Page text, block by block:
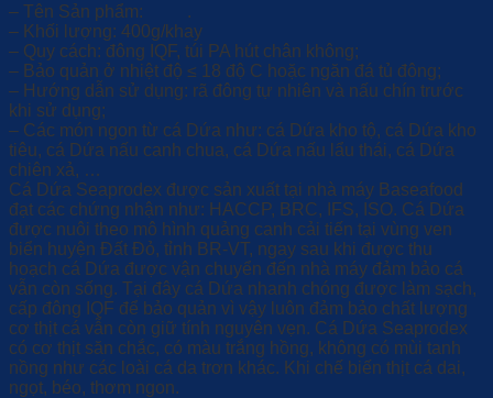
– Tên Sản phẩm:
.
– Khối lượng: 400g/khay
– Quy cách: đông IQF, túi PA hút chân không;
– Bảo quản ở nhiệt độ ≤ 18 độ C hoặc ngăn đá tủ đông;
– Hướng dẫn sử dụng: rã đông tự nhiên và nấu chín trước
khi sử dụng;
– Các món ngon từ cá Dứa như: cá Dứa kho tộ, cá Dứa kho
tiêu, cá Dứa nấu canh chua, cá Dứa nấu lẩu thái, cá Dứa
chiên xả, …
Cá Dứa Seaprodex được sản xuất tại nhà máy Baseafood
đạt các chứng nhận như: HACCP, BRC, IFS, ISO. Cá Dứa
được nuôi theo mô hình quảng canh cải tiến tại vùng ven
biển huyện Đất Đỏ, tỉnh BR-VT, ngay sau khi được thu
hoạch cá Dứa được vận chuyển đến nhà máy đảm bảo cá
vẫn còn sống. Tại đây cá Dứa nhanh chóng được làm sạch,
cấp đông IQF để bảo quản vì vậy luôn đảm bảo chất lượng
cơ thịt cá vẫn còn giữ tính nguyên vẹn. Cá Dứa Seaprodex
có cơ thịt săn chắc, có màu trắng hồng, không có mùi tanh
nồng như các loài cá da trơn khác. Khi chế biến thịt cá dai,
ngọt, béo, thơm ngon.